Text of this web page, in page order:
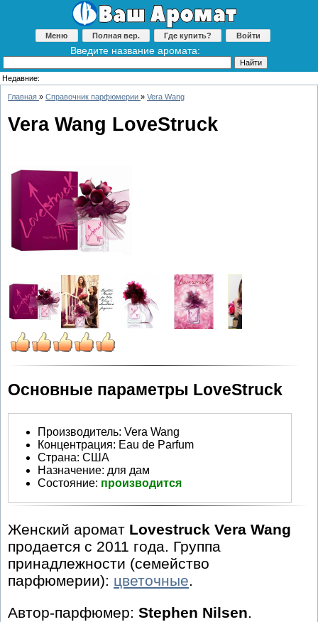
Меню Полная вер. Где купить? Войти
Введите название аромата:
Недавние:
Главная » Справочник парфюмерии » Vera Wang
Vera Wang LoveStruck
Основные параметры LoveStruck
Производитель: Vera Wang
Концентрация: Eau de Parfum
Страна: США
Назначение: для дам
Состояние: производится
Женский аромат Lovestruck Vera Wang
продается с 2011 года. Группа
принадлежности (семейство
парфюмерии): цветочные.
Автор-парфюмер: Stephen Nilsen.